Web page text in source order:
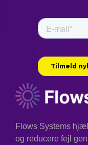
Flows Systems
og reducere fejl